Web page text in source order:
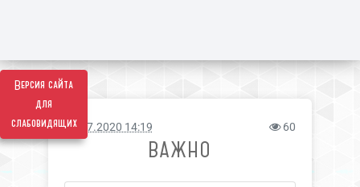
Версия сайта
для
слабовидящих12.07.2020 14:19 60
ВАЖНО